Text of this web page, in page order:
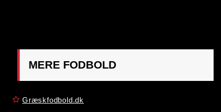
MERE FODBOLD
Græskfodbold.dk